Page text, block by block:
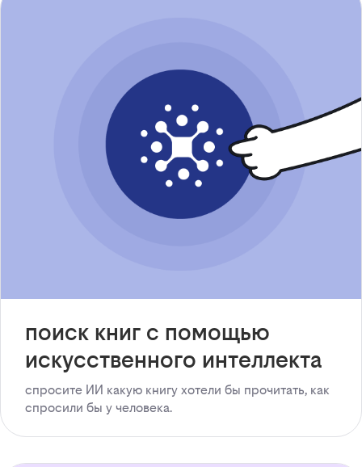
поиск книг с помощью
искусственного интеллекта
спросите ИИ какую книгу хотели бы прочитать, как
спросили бы у человека.